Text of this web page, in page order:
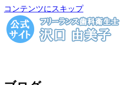
コンテンツにスキップ